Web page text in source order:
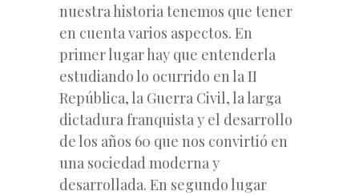
nuestra historia tenemos que tener
en cuenta varios aspectos. En
primer lugar hay que entenderla
estudiando lo ocurrido en la II
República, la Guerra Civil, la larga
dictadura franquista y el desarrollo
de los años 60 que nos convirtió en
una sociedad moderna y
desarrollada. En segundo lugar